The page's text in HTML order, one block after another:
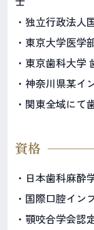
・独立行政法人
・東京大学医学
・東京歯科大学
・神奈川県某イ
・関東全域にて
資格
・日本歯科麻酔
・国際口腔イン
・顎咬合学会認